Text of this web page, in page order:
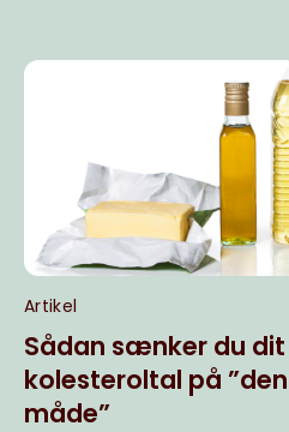
Artikel
Sådan sænker du dit
kolesteroltal på
måde”